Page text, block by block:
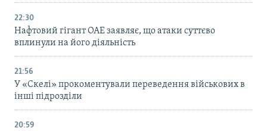
22:30
Нафтовий гігант ОАЕ заявляє, що атаки суттєво
вплинули на його діяльність
21:56
У «Скелі» прокоментували переведення військових в
інші підрозділи
20:59